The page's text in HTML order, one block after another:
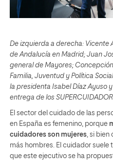
De izquierda a derecha: Vicente
de Andalucía en Madrid; Juan
general de Mayores;
Familia, Juventud y Política
la presidenta Isabel Díaz Ayuso
entrega de los
El sector del cuidado de las
en España es femenino, porque
cuidadores son mujeres, si bien
más hombres. El cuidador suele
que este ejecutivo se ha